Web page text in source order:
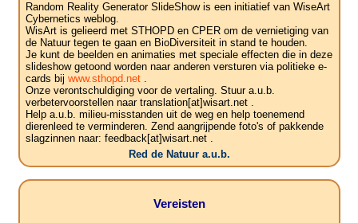
Random Reality Generator SlideShow is een initiatief van WiseArt
Cybernetics weblog.
WisArt is gelieerd met STHOPD en CPER om de vernietiging van
de Natuur tegen te gaan en BioDiversiteit in stand te houden.
Je kunt de beelden en animaties met speciale effecten die in deze
slideshow getoond worden naar anderen versturen via politieke e-
cards bij www.sthopd.net.
Onze verontschuldiging voor de vertaling. Stuur a.u.b.
verbetervoorstellen naar translation[at]wisart.net .
Help a.u.b. milieu-misstanden uit de weg en help toenemend
dierenleed te verminderen. Zend aangrijpende foto's of pakkende
slagzinnen naar: feedback[at]wisart.net .
Red de Natuur a.u.b.
Vereisten